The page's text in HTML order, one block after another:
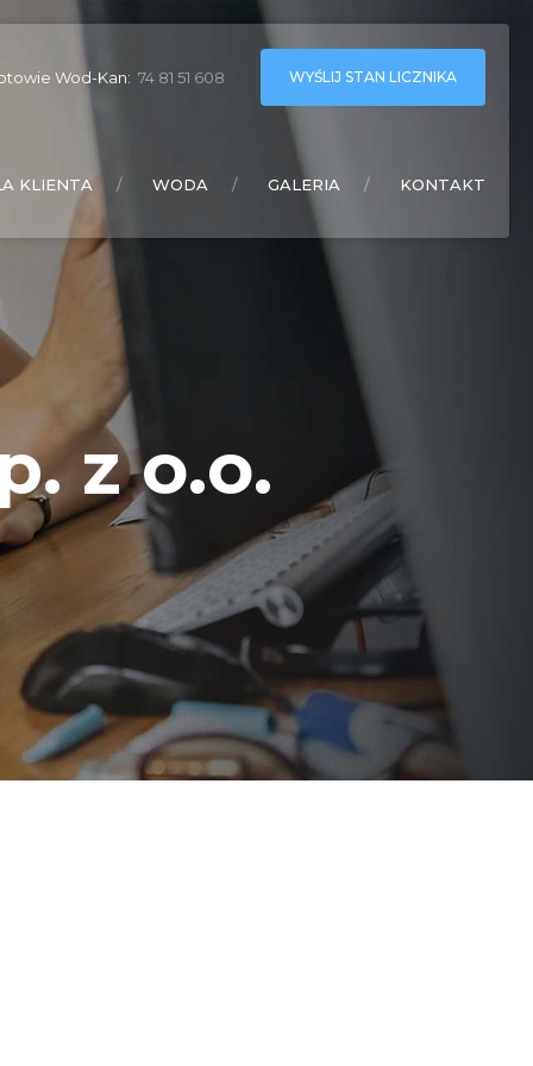
Wod-Kan: 74 81 51 608 WYŚLIJ STAN LICZNIKA
KLIENTA WODA GALERIA KONTAKT
z o.o.